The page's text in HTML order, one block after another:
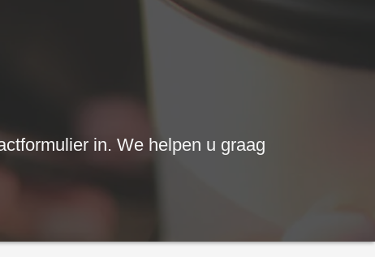
in. We helpen u graag